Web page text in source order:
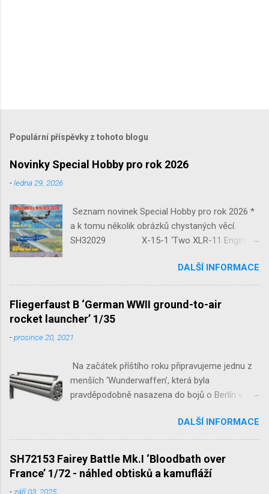
Populární příspěvky z tohoto blogu
Novinky Special Hobby pro rok 2026
-ledna 29, 2026
Seznam novinek Special Hobby pro rok 2026 *
a k tomu několik obrázků chystaných věcí.
SH32029 X-15-1 ‘Two XLR-11 Engines’
‘Guardians of Sion’ 1/32 SH32092
JB-2 Loon ‘US Version of V-1 Missile’
1/32 1/32 SH48052 Seafire
Mk.III 1/48 reissue SH48160
Baltimore Mk.I 1/48 ...
DALŠÍ INFORMACE
Fliegerfaust B ‘German WWII ground-to-air
rocket launcher’ 1/35
-prosince 20, 2021
Na začátek příštího roku připravujeme jednu z
menších ‘Wunderwaffen’, která byla
pravděpodobně nasazena do bojů o Berlín v
raketovou protiletadlovou zbraň. V setu 3148
detailní odlitky této zbraně, v měřítku 1/35,
doplní leptané popruhy nábojových schránek.
DALŠÍ INFORMACE
SH72153 Fairey Battle Mk.I ‘Bloodbath over
France’ 1/72 - náhled obtisků a kamufláží
-září 03, 2025